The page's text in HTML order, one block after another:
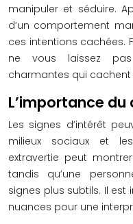
manipuler et séduire.
d’un comportement
ces intentions cachées.
ne vous laissez
charmantes qui
L’importance
Les signes d’intérêt
milieux sociaux et
extravertie peut
tandis qu’une
signes plus subtils. Il
nuances pour une